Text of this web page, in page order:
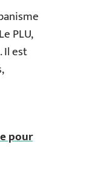
PLU,
Il est
pour